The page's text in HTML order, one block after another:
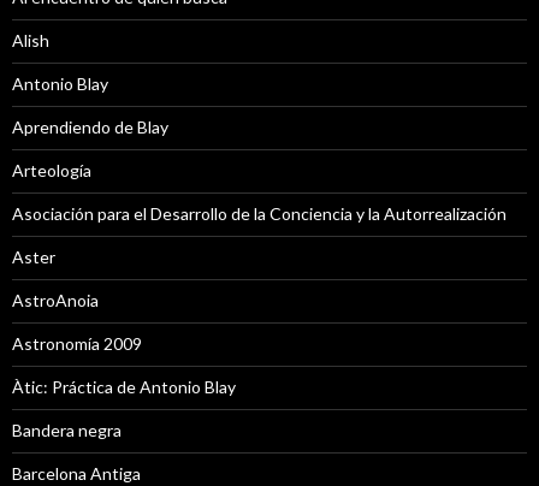
Alish
Antonio Blay
Aprendiendo de Blay
Arteología
Asociación para el Desarrollo de la Conciencia y la Autorrealización
Aster
AstroAnoia
Astronomía 2009
Àtic: Práctica de Antonio Blay
Bandera negra
Barcelona Antiga